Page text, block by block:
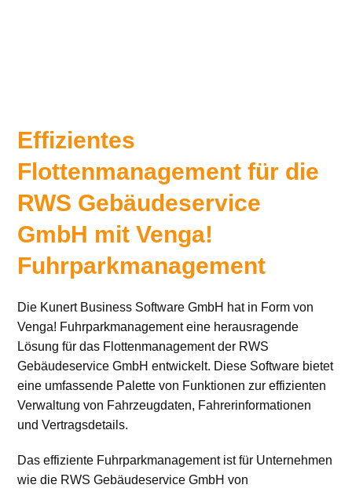
Effizientes
Flottenmanagement für die
RWS Gebäudeservice
GmbH mit Venga!
Fuhrparkmanagement
Die Kunert Business Software GmbH hat in Form von
Venga! Fuhrparkmanagement eine herausragende
Lösung für das Flottenmanagement der RWS
Gebäudeservice GmbH entwickelt. Diese Software bietet
eine umfassende Palette von Funktionen zur effizienten
Verwaltung von Fahrzeugdaten, Fahrerinformationen
und Vertragsdetails.
Das effiziente Fuhrparkmanagement ist für Unternehmen
wie die RWS Gebäudeservice GmbH von